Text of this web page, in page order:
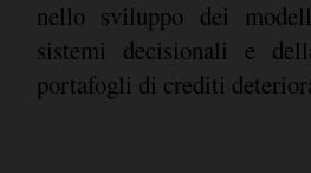
nello sviluppo dei
sistemi decisionali e
portafogli di crediti